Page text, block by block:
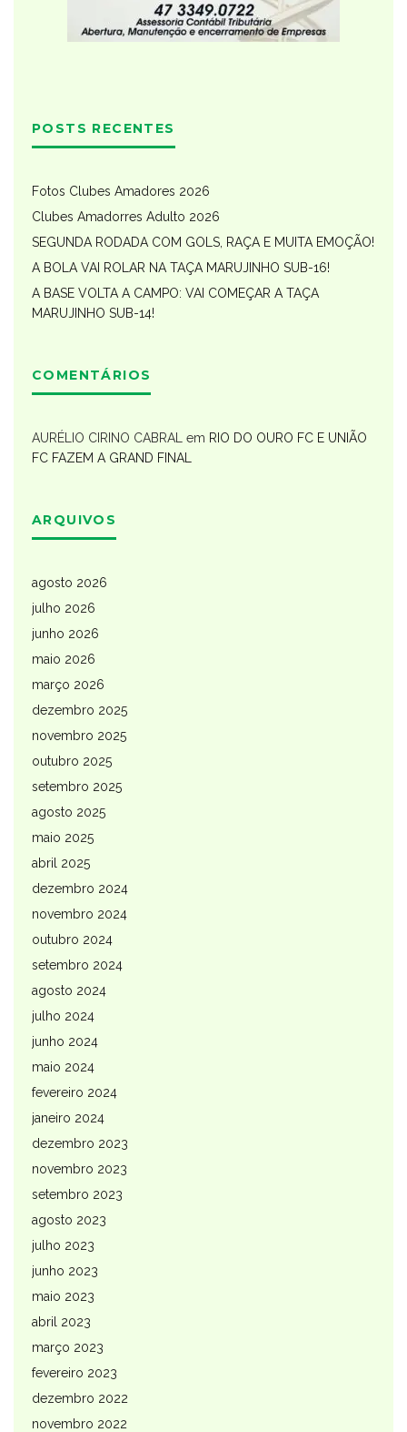
POSTS RECENTES
Fotos Clubes Amadores 2026
Clubes Amadorres Adulto 2026
SEGUNDA RODADA COM GOLS, RAÇA E MUITA EMOÇÃO!
A BOLA VAI ROLAR NA TAÇA MARUJINHO SUB-16!
A BASE VOLTA A CAMPO: VAI COMEÇAR A TAÇA
MARUJINHO SUB-14!
COMENTÁRIOS
AURÉLIO CIRINO CABRAL em RIO DO OURO FC E UNIÃO
FC FAZEM A GRAND FINAL
ARQUIVOS
agosto 2026
julho 2026
junho 2026
maio 2026
março 2026
dezembro 2025
novembro 2025
outubro 2025
setembro 2025
agosto 2025
maio 2025
abril 2025
dezembro 2024
novembro 2024
outubro 2024
setembro 2024
agosto 2024
julho 2024
junho 2024
maio 2024
fevereiro 2024
janeiro 2024
dezembro 2023
novembro 2023
setembro 2023
agosto 2023
julho 2023
junho 2023
maio 2023
abril 2023
março 2023
fevereiro 2023
dezembro 2022
novembro 2022